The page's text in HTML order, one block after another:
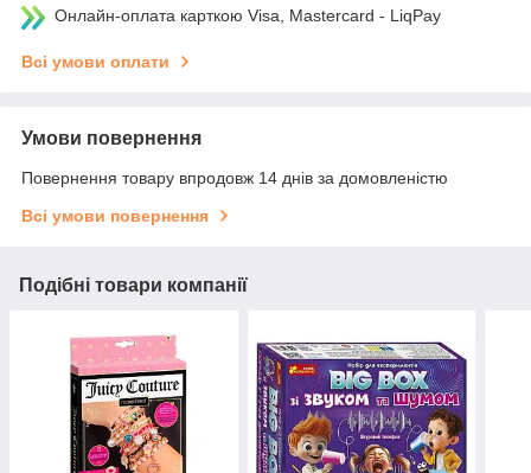
Онлайн-оплата карткою Visa, Mastercard - LiqPay
Всі умови оплати
Умови повернення
Повернення товару впродовж 14 днів за домовленістю
Всі умови повернення
Подібні товари компанії